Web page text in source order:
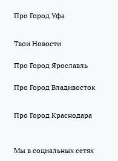
Про Город Уфа
Твои Новости
Про Город Ярославль
Про Город Владивосток
Про Город Краснодара
Мы в социальных сетях